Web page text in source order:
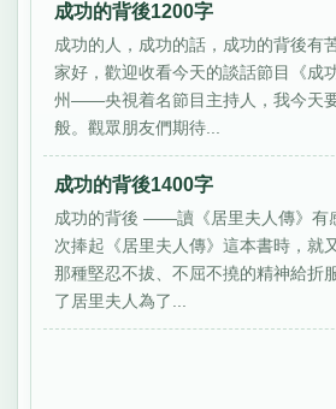
成功的背後1200字
成功的人，成功的話，成功的背後有
家好，歡迎收看今天的談話節目《成
州——央視着名節目主持人，我今天
般。觀眾朋友們期待...
成功的背後1400字
成功的背後 ——讀《居里夫人傳》有
次捧起《居里夫人傳》這本書時，就
那種堅忍不拔、不屈不撓的精神給折
了居里夫人為了...